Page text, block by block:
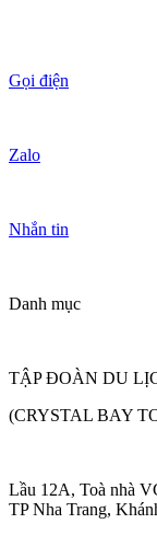
Gọi điện
Zalo
Nhắn tin
Danh mục
TẬP ĐOÀN DU
(CRYSTAL BAY
Lầu 12A, Toà nhà
TP Nha Trang,